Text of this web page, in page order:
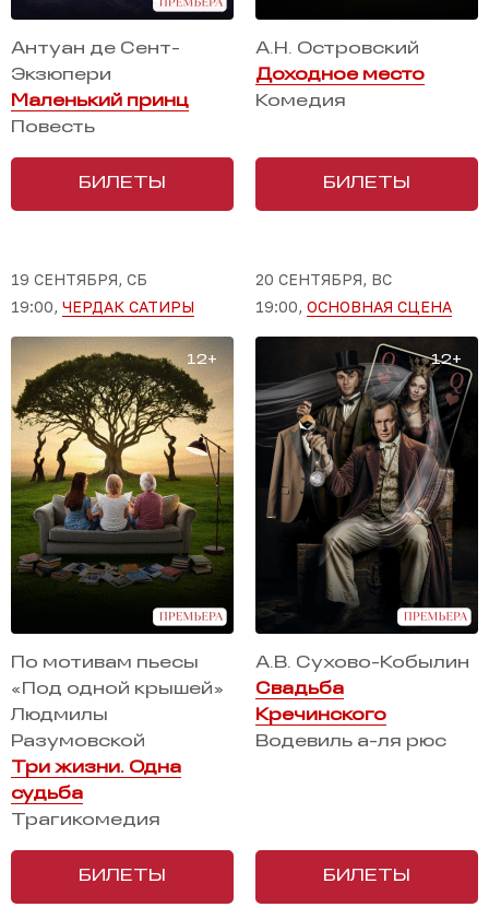
Антуан де Сент-
Экзюпери
Маленький принц
Повесть
БИЛЕТЫ
А.Н. Островский
Доходное место
Комедия
БИЛЕТЫ
19 СЕНТЯБРЯ, СБ
19:00, ЧЕРДАК САТИРЫ
По мотивам пьесы
«Под одной крышей»
Людмилы
Разумовской
Три жизни. Одна
судьба
Трагикомедия
БИЛЕТЫ
20 СЕНТЯБРЯ, ВС
19:00, ОСНОВНАЯ СЦЕНА
А.В. Сухово-Кобылин
Свадьба
Кречинского
Водевиль а-ля рюс
БИЛЕТЫ